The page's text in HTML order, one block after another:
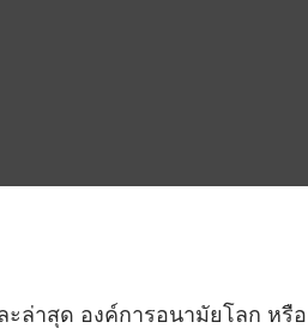
ล่าสุด องค์การอนามัยโลก หรื